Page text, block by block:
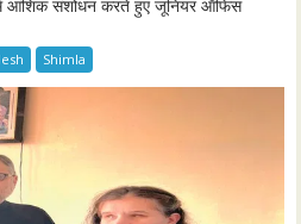
आंशिक संशोधन करते हुए जूनियर ऑफिस
Shimla